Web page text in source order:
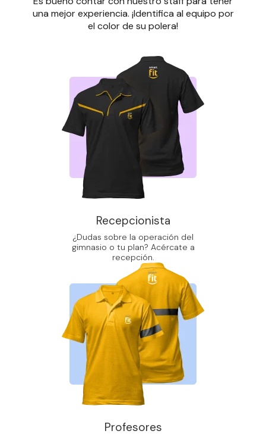
una mejor experiencia. ¡Identifica al equipo por
el color de su polera!
Recepcionista
¿Dudas sobre la operación del
gimnasio o tu plan? Acércate a
recepción.
Profesores